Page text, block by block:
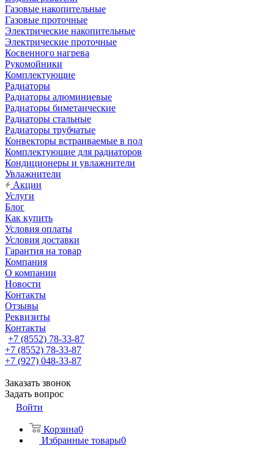
Газовые накопительные
Газовые проточные
Электрические накопительные
Электрические проточные
Косвенного нагрева
Рукомойники
Комплектующие
Радиаторы
Радиаторы алюминиевые
Радиаторы биметаические
Радиаторы стальные
Радиаторы трубчатые
Конвекторы встраиваемые в пол
Комплектующие для радиаторов
Кондиционеры и увлажнители
Увлажнители
Акции
Услуги
Блог
Как купить
Условия оплаты
Условия доставки
Гарантия на товар
Компания
О компании
Новости
Контакты
Отзывы
Реквизиты
Контакты
+7 (8552) 78-33-87
+7 (8552) 78-33-87
+7 (927) 048-33-87
Заказать звонок
Задать вопрос
Войти
Корзина0
Избранные товары0